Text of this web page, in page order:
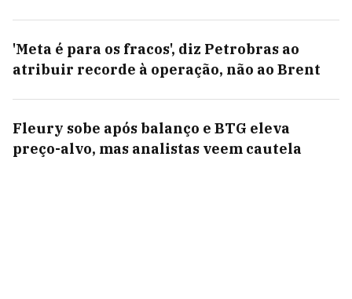
'Meta é para os fracos', diz Petrobras ao
atribuir recorde à operação, não ao Brent
Fleury sobe após balanço e BTG eleva
preço-alvo, mas analistas veem cautela